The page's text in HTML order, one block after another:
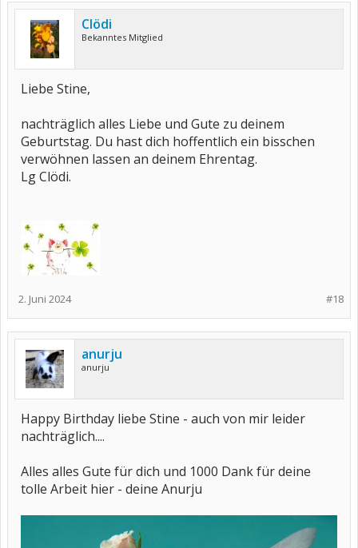
Clödi
Bekanntes Mitglied
Liebe Stine,
nachträglich alles Liebe und Gute zu deinem
Geburtstag. Du hast dich hoffentlich ein bisschen
verwöhnen lassen an deinem Ehrentag.
Lg Clödi.
#18
2. Juni 2024
anurju
anurju
Happy Birthday liebe Stine - auch von mir leider
nachträglich....
Alles alles Gute für dich und 1000 Dank für deine
tolle Arbeit hier - deine Anurju